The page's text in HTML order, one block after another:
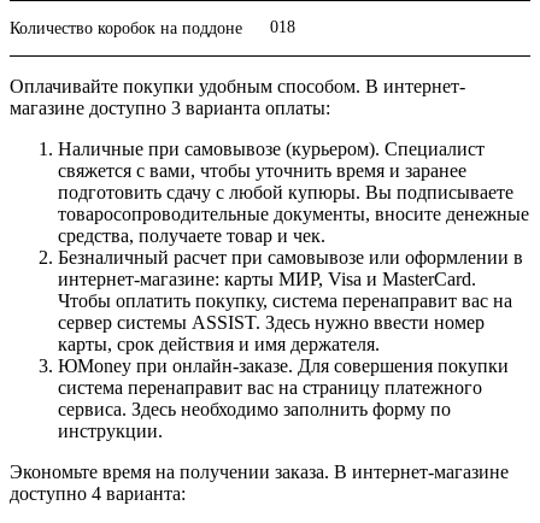
Количество коробок на поддоне 018
Оплачивайте покупки удобным способом. В интернет-
магазине доступно 3 варианта оплаты:
Наличные при самовывозе (курьером). Специалист
свяжется с вами, чтобы уточнить время и заранее
подготовить сдачу с любой купюры. Вы подписываете
товаросопроводительные документы, вносите денежные
средства, получаете товар и чек.
Безналичный расчет при самовывозе или оформлении в
интернет-магазине: карты МИР, Visa и MasterCard.
Чтобы оплатить покупку, система перенаправит вас на
сервер системы ASSIST. Здесь нужно ввести номер
карты, срок действия и имя держателя.
ЮMoney при онлайн-заказе. Для совершения покупки
система перенаправит вас на страницу платежного
сервиса. Здесь необходимо заполнить форму по
инструкции.
Экономьте время на получении заказа. В интернет-магазине
доступно 4 варианта: